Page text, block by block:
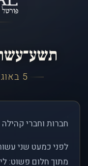
5 באוגוסט 2007 – 2026
חברות וחברי קהילה
מתוך חלום פשוט: